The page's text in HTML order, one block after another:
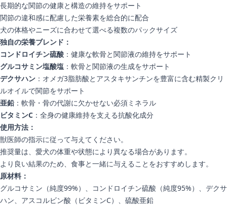
長期的な関節の健康と構造の維持をサポート
関節の違和感に配慮した栄養素を総合的に配合
犬の体格やニーズに合わせて選べる複数のパックサイズ
独自の栄養ブレンド：
コンドロイチン硫酸 ：健康な軟骨と関節液の維持をサポート
グルコサミン塩酸塩 ：軟骨と関節液の生成をサポート
デクサハン ：オメガ3脂肪酸とアスタキサンチンを豊富に含む精製クリ
ルオイルで関節をサポート
亜鉛 ：軟骨・骨の代謝に欠かせない必須ミネラル
ビタミンC ：全身の健康維持を支える抗酸化成分
使用方法：
獣医師の指示に従って与えてください。
推奨量は、愛犬の体重や状態により異なる場合があります。
より良い結果のため、食事と一緒に与えることをおすすめします。
原材料：
グルコサミン（純度99%）、コンドロイチン硫酸（純度95%）、デクサ
ハン、アスコルビン酸（ビタミンC）、硫酸亜鉛